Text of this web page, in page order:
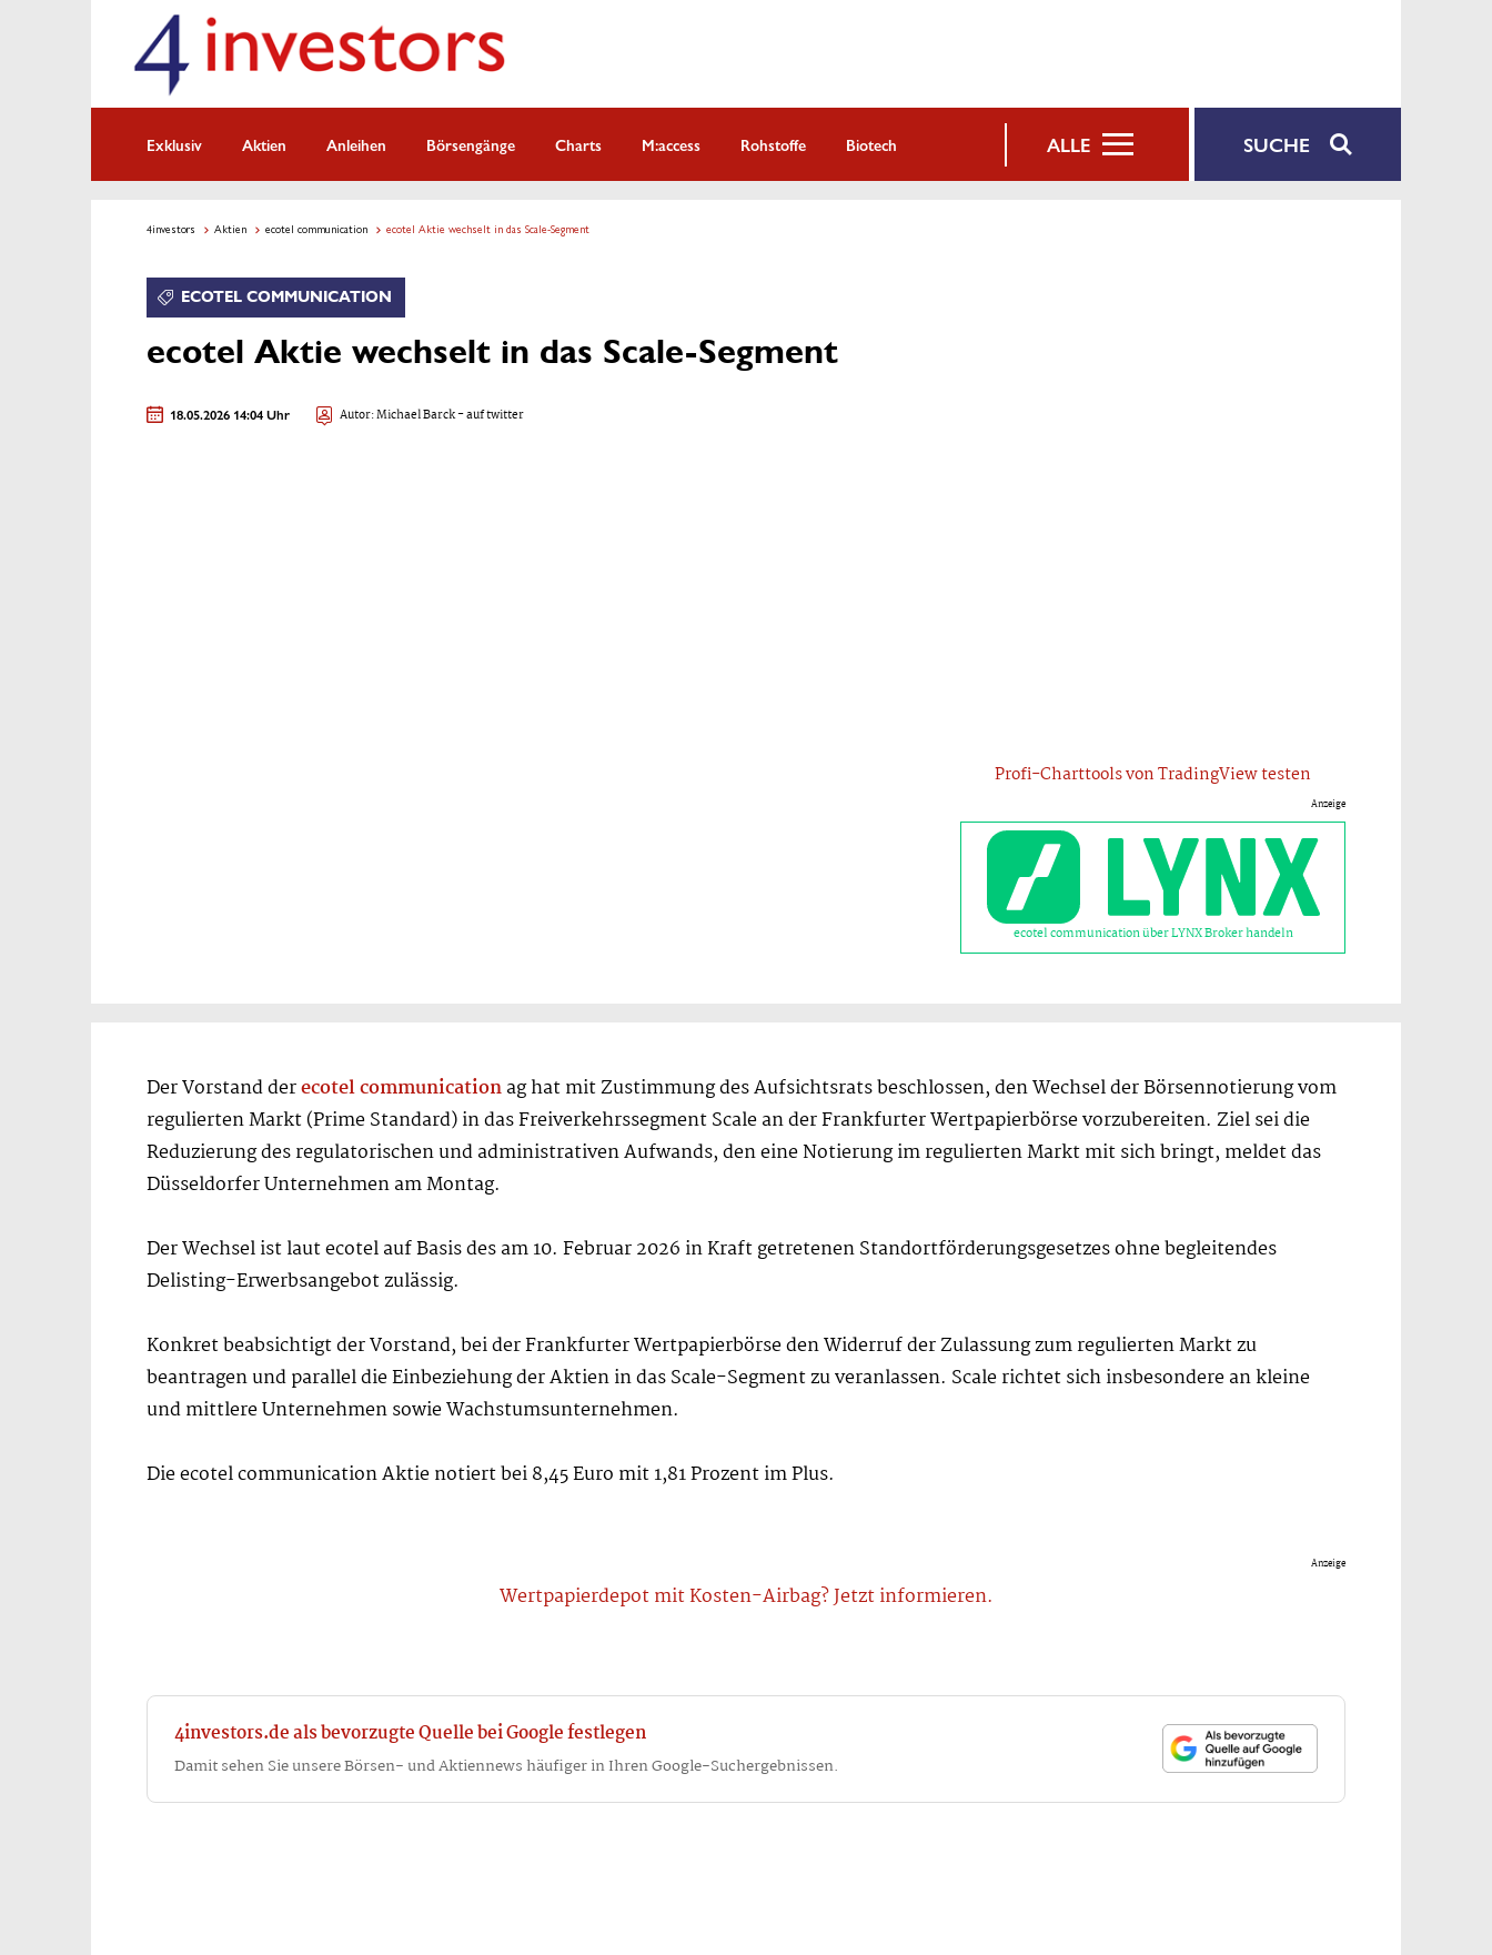
SUCHE
ALLE
Exklusiv Aktien Anleihen Börsengänge Charts M:access Rohstoffe Biotech
4investors Aktien ecotel communication ecotel Aktie wechselt in das Scale-Segment
ECOTEL COMMUNICATION
ecotel Aktie wechselt in das Scale-Segment
18.05.2026 14:04 Uhr Autor:Michael Barck- auf twitter
Profi-Charttools von TradingView testen
Anzeige
ecotel communication über LYNX Broker handeln
Der Vorstand derecotel communicationag hat mit Zustimmung des Aufsichtsrats beschlossen, den Wechsel der Börsennotierung vom
regulierten Markt (Prime Standard) in das Freiverkehrssegment Scale an der Frankfurter Wertpapierbörse vorzubereiten. Ziel sei die
Reduzierung des regulatorischen und administrativen Aufwands, den eine Notierung im regulierten Markt mit sich bringt, meldet das
Düsseldorfer Unternehmen am Montag.
Der Wechsel ist laut ecotel auf Basis des am 10. Februar 2026 in Kraft getretenen Standortförderungsgesetzes ohne begleitendes
Delisting-Erwerbsangebot zulässig.
Konkret beabsichtigt der Vorstand, bei der Frankfurter Wertpapierbörse den Widerruf der Zulassung zum regulierten Markt zu
beantragen und parallel die Einbeziehung der Aktien in das Scale-Segment zu veranlassen. Scale richtet sich insbesondere an kleine
und mittlere Unternehmen sowie Wachstumsunternehmen.
Die ecotel communication Aktie notiert bei 8,45 Euro mit 1,81 Prozent im Plus.
Anzeige
Wertpapierdepot mit Kosten-Airbag? Jetzt informieren.
4investors.de als bevorzugte Quelle bei Google festlegen
Damit sehen Sie unsere Börsen- und Aktiennews häufiger in Ihren Google-Suchergebnissen.